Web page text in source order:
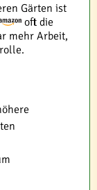
Gärten ist
oft die
mehr Arbeit,